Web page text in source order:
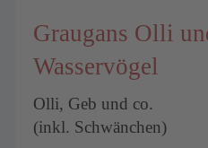
Graugans Olli
Wasservögel
Olli, Geb und co.
(inkl. Schwänchen)